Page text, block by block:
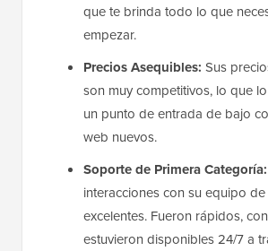
que te brinda todo lo que
empezar.
Precios Asequibles: Sus
son muy competitivos, lo que
un punto de entrada de bajo
web nuevos.
Soporte de Primera Categoría:
interacciones con su equipo
excelentes. Fueron rápidos,
estuvieron disponibles 24/7 a